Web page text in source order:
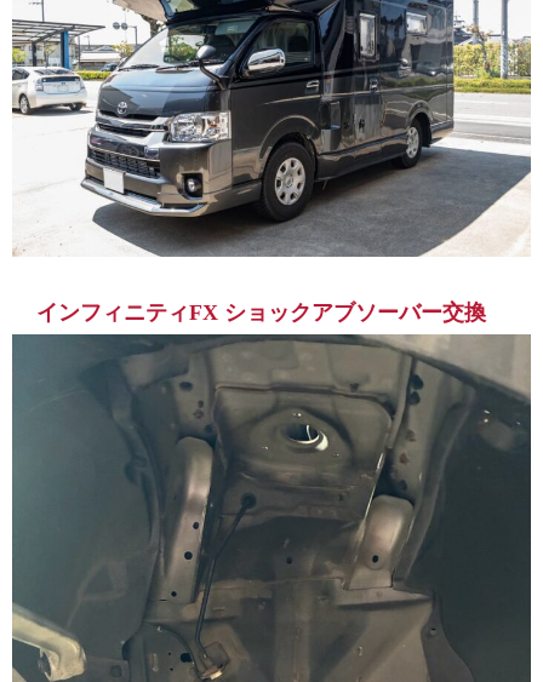
インフィニティFX ショックアブソーバー交換